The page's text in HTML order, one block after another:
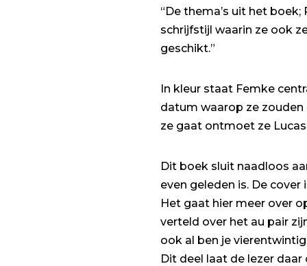
“De thema’s uit het
schrijfstijl waarin ze ook
geschikt.”
In kleur staat Femke
datum waarop ze zouden
ze gaat ontmoet ze
Dit boek sluit naadloos
even geleden is. De
Het gaat hier meer over
verteld over het au pair
ook al ben je
Dit deel laat de lezer